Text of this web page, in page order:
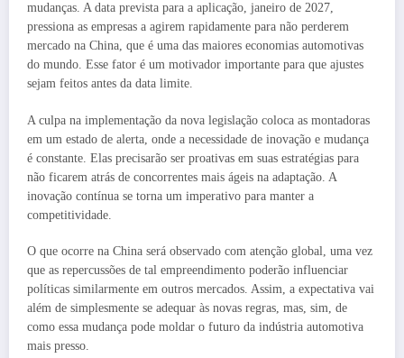
mudanças. A data prevista para a aplicação, janeiro de 2027,
pressiona as empresas a agirem rapidamente para não perderem
mercado na China, que é uma das maiores economias automotivas
do mundo. Esse fator é um motivador importante para que ajustes
sejam feitos antes da data limite.
A culpa na implementação da nova legislação coloca as montadoras
em um estado de alerta, onde a necessidade de inovação e mudança
é constante. Elas precisarão ser proativas em suas estratégias para
não ficarem atrás de concorrentes mais ágeis na adaptação. A
inovação contínua se torna um imperativo para manter a
competitividade.
O que ocorre na China será observado com atenção global, uma vez
que as repercussões de tal empreendimento poderão influenciar
políticas similarmente em outros mercados. Assim, a expectativa vai
além de simplesmente se adequar às novas regras, mas, sim, de
como essa mudança pode moldar o futuro da indústria automotiva
mais presso.